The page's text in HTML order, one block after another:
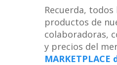
Recuerda,
productos de
colaboradoras,
y precios del
MARKETPLACE